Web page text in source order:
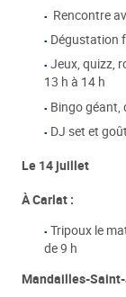
Rencontre
Dégustation
Jeux, quizz,
13 h à 14 h
Bingo géant,
DJ set et
Le 14 juillet
À Carlat :
Tripoux le
de 9 h
Mandailles-